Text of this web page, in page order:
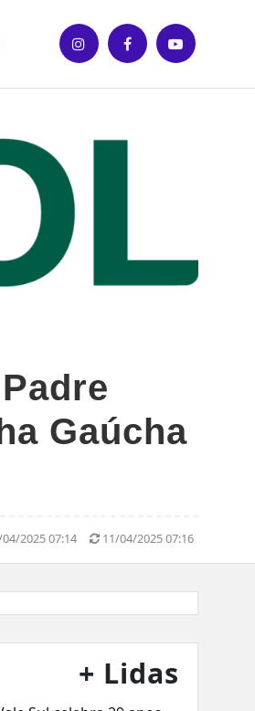
Gaúcha
2025 07:14 11/04/2025 07:16
+ Lidas